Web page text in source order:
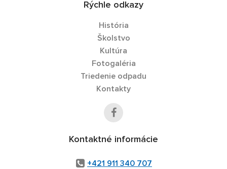
Rýchle odkazy
História
Školstvo
Kultúra
Fotogaléria
Triedenie odpadu
Kontakty
Kontaktné informácie
+421 911 340 707